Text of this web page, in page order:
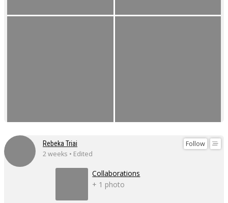
Follow
Rebeka Triai
2 weeks • Edited
Collaborations
+ 1 photo